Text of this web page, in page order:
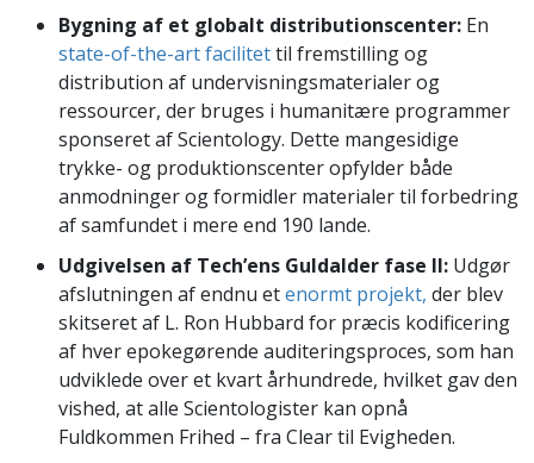
Bygning af et globalt distributionscenter: En
state-of-the-art facilitettil fremstilling og
distribution af undervisningsmaterialer og
ressourcer, der bruges i humanitære programmer
sponseret af Scientology. Dette mangesidige
trykke- og produktionscenter opfylder både
anmodninger og formidler materialer til forbedring
af samfundet i mere end 190 lande.
Udgivelsen af Tech’ens Guldalder fase II: Udgør
afslutningen af endnu etenormt projekt, der blev
skitseret af L. Ron Hubbard for præcis kodificering
af hver epokegørende auditeringsproces, som han
udviklede over et kvart århundrede, hvilket gav den
vished, at alle Scientologister kan opnå
Fuldkommen Frihed – fra Clear til Evigheden.